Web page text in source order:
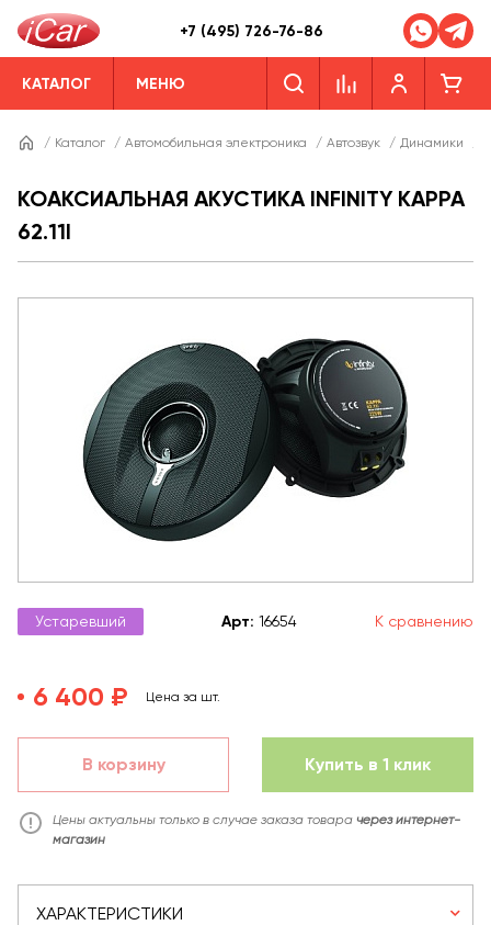
+7 (495) 726-76-86
КАТАЛОГ МЕНЮ
/ Каталог / Автомобильная электроника / Автозвук / Динамики
КОАКСИАЛЬНАЯ АКУСТИКА INFINITY KAPPA
62.11I
Устаревший Арт: 16654 К сравнению
6 400 ₽ Цена за шт.
В корзину Купить в 1 клик
Цены актуальны только в случае заказа товара через интернет-
магазин
ХАРАКТЕРИСТИКИ